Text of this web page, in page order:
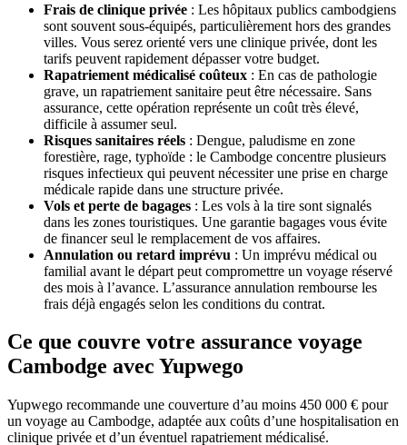
Frais de clinique privée : Les hôpitaux publics cambodgiens
sont souvent sous-équipés, particulièrement hors des grandes
villes. Vous serez orienté vers une clinique privée, dont les
tarifs peuvent rapidement dépasser votre budget.
Rapatriement médicalisé coûteux : En cas de pathologie
grave, un rapatriement sanitaire peut être nécessaire. Sans
assurance, cette opération représente un coût très élevé,
difficile à assumer seul.
Risques sanitaires réels : Dengue, paludisme en zone
forestière, rage, typhoïde : le Cambodge concentre plusieurs
risques infectieux qui peuvent nécessiter une prise en charge
médicale rapide dans une structure privée.
Vols et perte de bagages : Les vols à la tire sont signalés
dans les zones touristiques. Une garantie bagages vous évite
de financer seul le remplacement de vos affaires.
Annulation ou retard imprévu : Un imprévu médical ou
familial avant le départ peut compromettre un voyage réservé
des mois à l’avance. L’assurance annulation rembourse les
frais déjà engagés selon les conditions du contrat.
Ce que couvre votre assurance voyage
Cambodge avec Yupwego
Yupwego recommande une couverture d’au moins 450 000 € pour
un voyage au Cambodge, adaptée aux coûts d’une hospitalisation en
clinique privée et d’un éventuel rapatriement médicalisé.